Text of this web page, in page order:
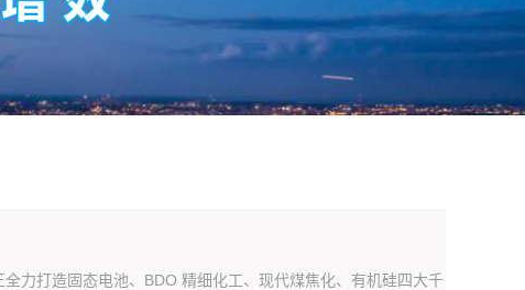
力打造固态电池、BDO 精细化工、现代煤焦化、有机硅四大千